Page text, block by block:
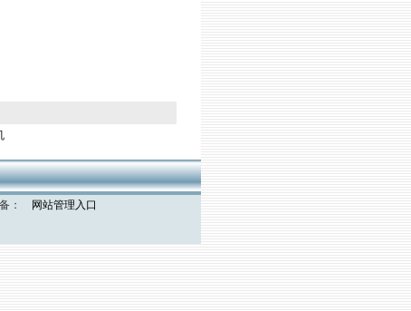
： 网站管理入口